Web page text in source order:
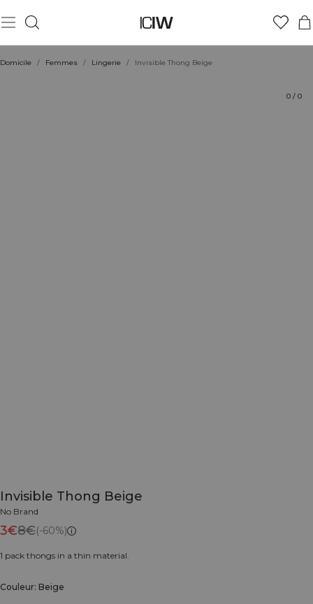
Domicile / Femmes / Lingerie / Invisible Thong Beige
0 / 0
Invisible Thong Beige
No Brand
3€8€(-60%)
1 pack thongs in a thin material.
Couleur: Beige